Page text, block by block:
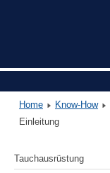
Home Know-How
Einleitung
Tauchausrüstung